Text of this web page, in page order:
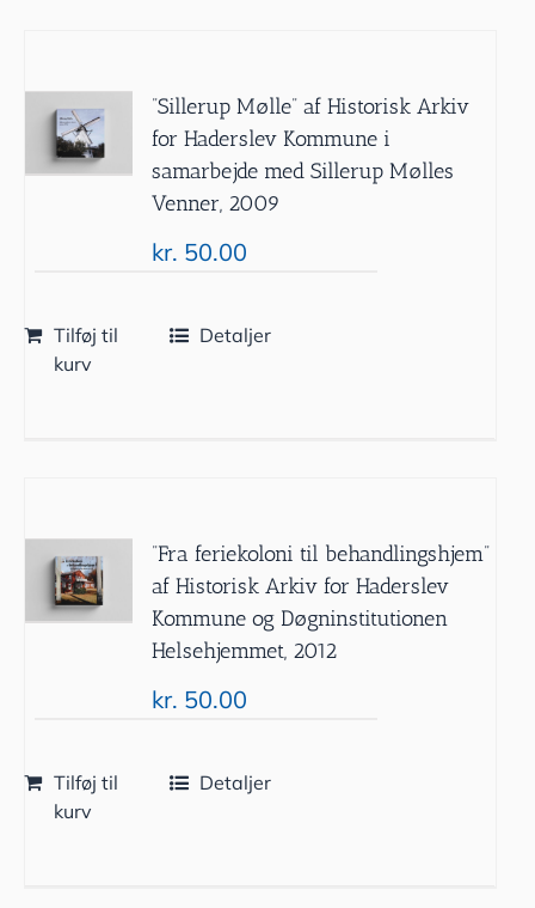
”Sillerup Mølle” af Historisk Arkiv
for Haderslev Kommune i
samarbejde med Sillerup Mølles
Venner, 2009
kr. 50.00
Tilføj til
kurv
Detaljer
”Fra feriekoloni til behandlingshjem”
af Historisk Arkiv for Haderslev
Kommune og Døgninstitutionen
Helsehjemmet, 2012
kr. 50.00
Tilføj til
kurv
Detaljer